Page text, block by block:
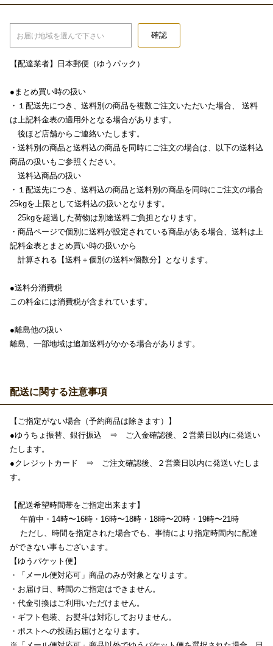
お届け地域を選んで下さい 確認
【配達業者】日本郵便（ゆうパック）
●まとめ買い時の扱い
・１配送先につき、送料別の商品を複数ご注文いただいた場合、 送料
は上記料金表の適用外となる場合があります。
後ほど店舗からご連絡いたします。
・送料別の商品と送料込の商品を同時にご注文の場合は、以下の送料込
商品の扱いもご参照ください。
送料込商品の扱い
・１配送先につき、送料込の商品と送料別の商品を同時にご注文の場合
25kgを上限として送料込の扱いとなります。
25kgを超過した荷物は別途送料ご負担となります。
・商品ページで個別に送料が設定されている商品がある場合、送料は上
記料金表とまとめ買い時の扱いから
計算される【送料＋個別の送料×個数分】となります。
●送料分消費税
この料金には消費税が含まれています。
●離島他の扱い
離島、一部地域は追加送料がかかる場合があります。
配送に関する注意事項
【ご指定がない場合（予約商品は除きます）】
●ゆうちょ振替、銀行振込 ⇒ ご入金確認後、２営業日以内に発送い
たします。
●クレジットカード ⇒ ご注文確認後、２営業日以内に発送いたしま
す。
【配送希望時間帯をご指定出来ます】
午前中・14時〜16時・16時〜18時・18時〜20時・19時〜21時
ただし、時間を指定された場合でも、事情により指定時間内に配達
ができない事もございます。
【ゆうパケット便】
・「メール便対応可」商品のみが対象となります。
・お届け日、時間のご指定はできません。
・代金引換はご利用いただけません。
・ギフト包装、お熨斗は対応しておりません。
・ポストへの投函お届けとなります。